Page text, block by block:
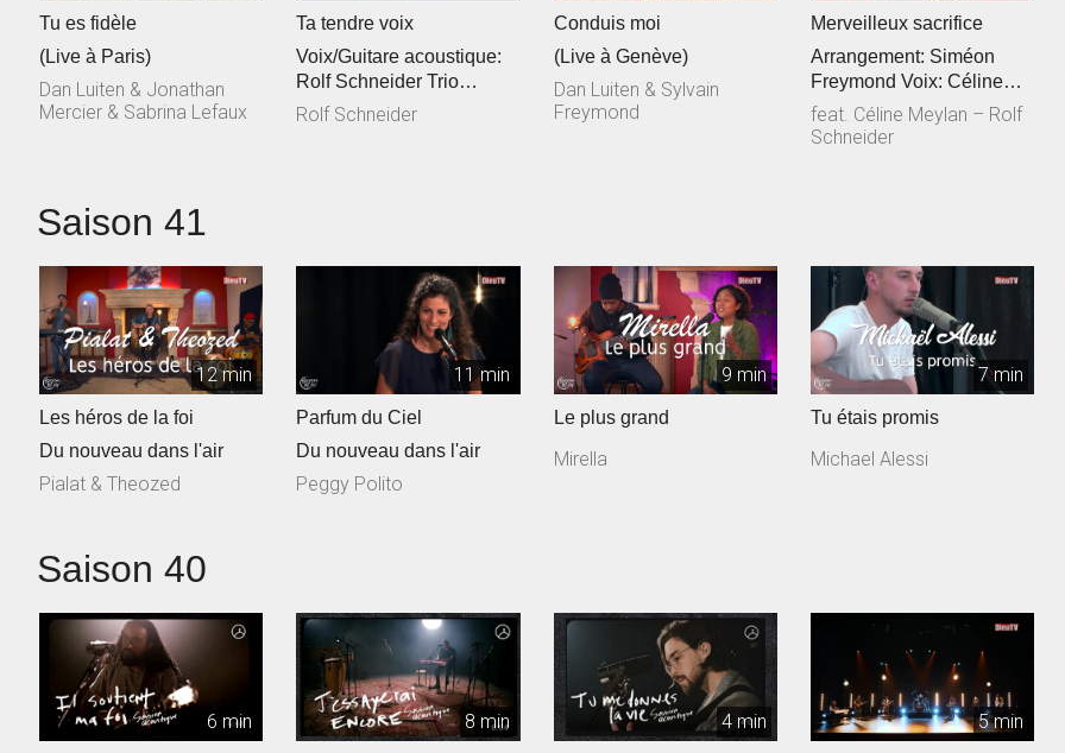
Tu es fidèle
(Live à Paris)
Dan Luiten & Jonathan
Mercier & Sabrina Lefaux
Ta tendre voix
Voix/Guitare acoustique:
Rolf Schneider Trio
cordes: Philippe & Jessica
Rolf Schneider
Conduis moi
(Live à Genève)
Dan Luiten & Sylvain
Freymond
Merveilleux sacrifice
Arrangement: Siméon
Freymond Voix: Céline
Meylan Guitare
acoustique: Rolf Sc...
feat. Céline Meylan – Rolf
Schneider
Saison 41
12 min
Les héros de la foi
Du nouveau dans l'air
Pialat & Theozed
11 min
Parfum du Ciel
Du nouveau dans l'air
Peggy Polito
9 min
Le plus grand
Mirella
7 min
Tu étais promis
Michael Alessi
Saison 40
6 min 8 min 4 min 5 min